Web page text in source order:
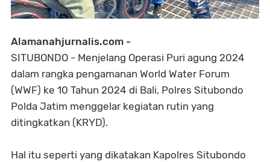
Alamanahjurnalis.com -
SITUBONDO - Menjelang Operasi Puri agung 2024
dalam rangka pengamanan World Water Forum
(WWF) ke 10 Tahun 2024 di Bali, Polres Situbondo
Polda Jatim menggelar kegiatan rutin yang
ditingkatkan (KRYD).
Hal itu seperti yang dikatakan Kapolres Situbondo